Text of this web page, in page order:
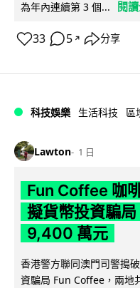
為年內連續第 3 個...
閱
33 5 ↗ 分享
科技娛樂 生活科技 區
Lawton 1 日
Fun Coffee 咖
擬貨幣投資騙
9,400 萬元
香港警方聯同澳門司警搗
資騙局 Fun Coffee，兩地